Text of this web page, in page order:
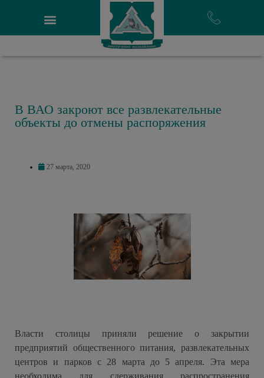
В ВАО закроют все развлекательные
объекты до отмены распоряжения
27 марта, 2020
Власти столицы приняли решение о закрытии
предприятий общественного питания, развлекательных
центров и парков с 28 марта до 5 апреля. Эта мера
необходима для сдерживания распространения